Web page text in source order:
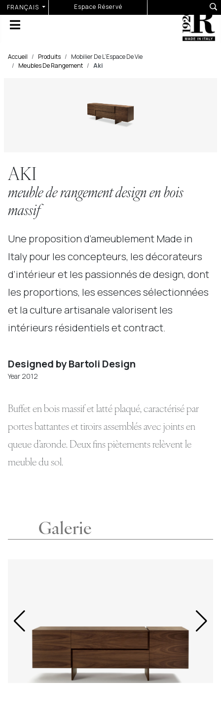
Sélectionnez votre langue
FRANÇAIS Espace Réservé
Accueil Produits
Mobilier De L’Espace De Vie
Meubles De Rangement
Aki
AKI
meuble de rangement design en bois
massif
Une proposition d’ameublement Made in
Italy pour les concepteurs, les décorateurs
d’intérieur et les passionnés de design, dont
les proportions, les essences sélectionnées
et la culture artisanale valorisent les
intérieurs résidentiels et contract.
Designed by Bartoli Design
Year 2012
Buffet en bois massif et latté plaqué, caractérisé par
portes battantes et tiroirs assemblés avec joints en
queue d’aronde. Deux fins piètements relèvent le
meuble du sol.
Galerie